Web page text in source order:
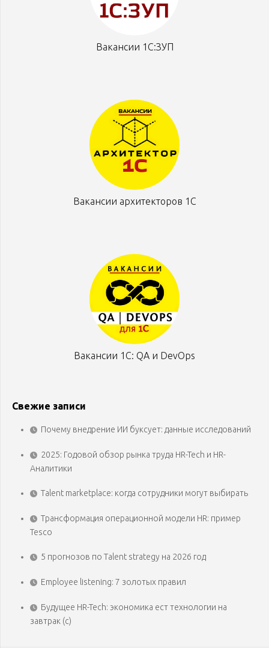
Вакансии 1С:ЗУП
Вакансии архитекторов 1С
Вакансии 1С: QA и DevOps
Свежие записи
Почему внедрение ИИ буксует: данные исследований
2025: Годовой обзор рынка труда HR-Tech и HR-
Аналитики
Talent marketplace: когда сотрудники могут выбирать
Трансформация операционной модели HR: пример
Tesco
5 прогнозов по Talent strategy на 2026 год
Employee listening: 7 золотых правил
Будущее HR-Tech: экономика ест технологии на
завтрак (с)